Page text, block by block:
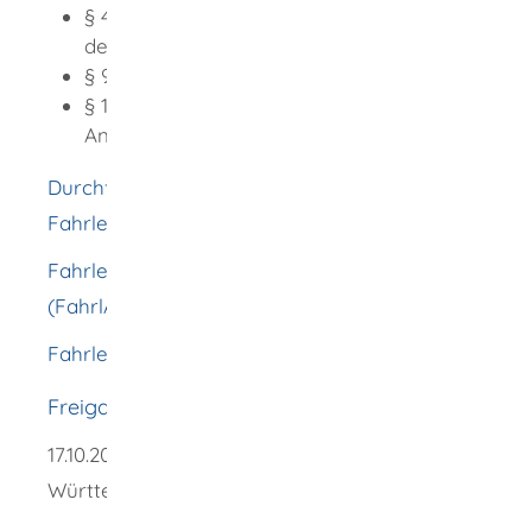
§ 4 Antrag auf Erteilung
derFahrlehrerlaubnis
§ 9 Anwärterbefugnis
§ 10 Erteilung Fahrlehrerlaubnis und der
Anwärterbefugnis
Durchführungsverordnung zum
Fahrlehrergesetz
Fahrlehrer-Ausbildungsverordnung
(FahrlAusbV)
Fahrlehrer-Prüfungsverordnung (FahrlPrüfV)
Freigabevermerk
17.10.2025
Württemberg